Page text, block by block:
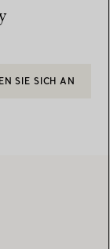
SIE SICH AN